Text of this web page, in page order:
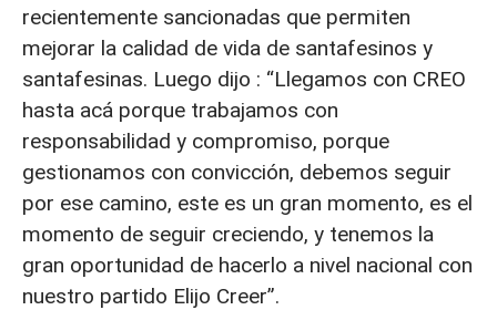
recientemente sancionadas que permiten
mejorar la calidad de vida de santafesinos y
santafesinas. Luego dijo : “Llegamos con CREO
hasta acá porque trabajamos con
responsabilidad y compromiso, porque
gestionamos con convicción, debemos seguir
por ese camino, este es un gran momento, es el
momento de seguir creciendo, y tenemos la
gran oportunidad de hacerlo a nivel nacional con
nuestro partido Elijo Creer”.